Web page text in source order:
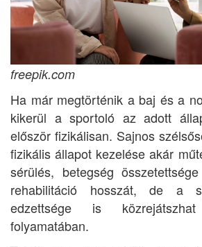
freepik.com
Ha már megtörténik a baj és a
kikerül a sportoló az adott
először fizikálisan. Sajnos
fizikális állapot kezelése akár
sérülés, betegség
rehabilitáció hosszát, de a
edzettsége is
folyamatában.